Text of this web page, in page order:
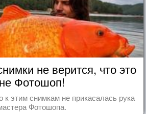
не верится, что это
не Фотошоп!
к этим снимкам не прикасалась рука
Фотошопа.